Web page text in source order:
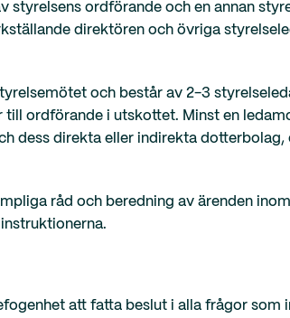
styrelsens ordförande och en annan
direktören och övriga
och består av 2-3
ordförande i utskottet. Minst en
dess direkta eller indirekta dotterbolag,
råd och beredning av ärenden
att fatta beslut i alla frågor som